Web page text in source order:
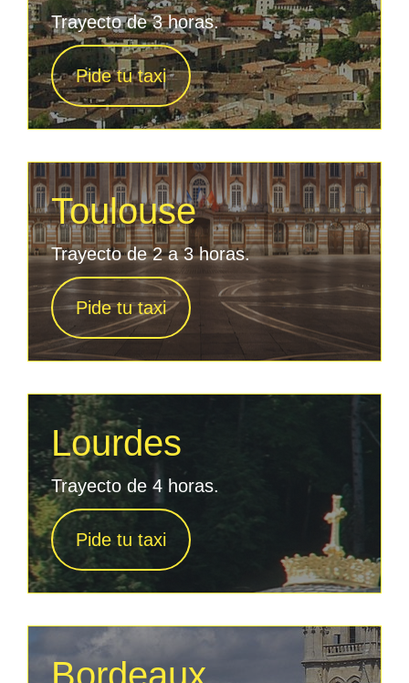
Trayecto de 3 horas.
Pide tu taxi
Toulouse
Trayecto de 2 a 3 horas.
Pide tu taxi
Lourdes
Trayecto de 4 horas.
Pide tu taxi